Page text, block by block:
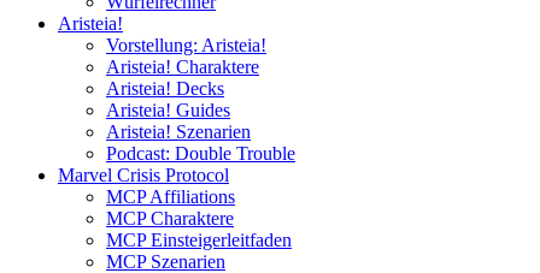
Aristeia!
Vorstellung: Aristeia!
Aristeia! Charaktere
Aristeia! Decks
Aristeia! Guides
Aristeia! Szenarien
Podcast: Double Trouble
Marvel Crisis Protocol
MCP Affiliations
MCP Charaktere
MCP Einsteigerleitfaden
MCP Szenarien